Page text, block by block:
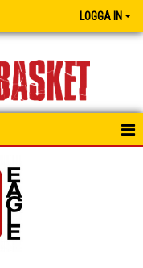
LOGGA IN